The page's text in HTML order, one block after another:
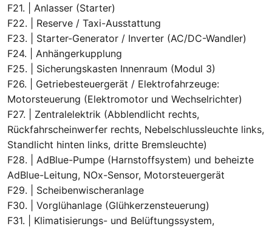
F21. | Anlasser (Starter)
F22. | Reserve / Taxi-Ausstattung
F23. | Starter-Generator / Inverter (AC/DC-Wandler)
F24. | Anhängerkupplung
F25. | Sicherungskasten Innenraum (Modul 3)
F26. | Getriebesteuergerät / Elektrofahrzeuge:
Motorsteuerung (Elektromotor und Wechselrichter)
F27. | Zentralelektrik (Abblendlicht rechts,
Rückfahrscheinwerfer rechts, Nebelschlussleuchte links,
Standlicht hinten links, dritte Bremsleuchte)
F28. | AdBlue-Pumpe (Harnstoffsystem) und beheizte
AdBlue-Leitung, NOx-Sensor, Motorsteuergerät
F29. | Scheibenwischeranlage
F30. | Vorglühanlage (Glühkerzensteuerung)
F31. | Klimatisierungs- und Belüftungssystem,